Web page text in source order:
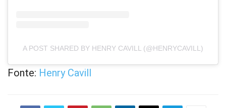
A POST SHARED BY HENRY CAVILL (@HENRYCAVILL)
Fonte: Henry Cavill